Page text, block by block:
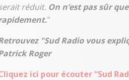
réduit. On n’est pas sûr
"
"Sud Radio vous
Roger
ici pour écouter “Sud